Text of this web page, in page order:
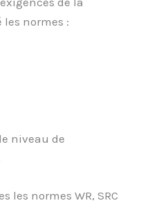
les normes :
niveau de
les normes WR, SRC